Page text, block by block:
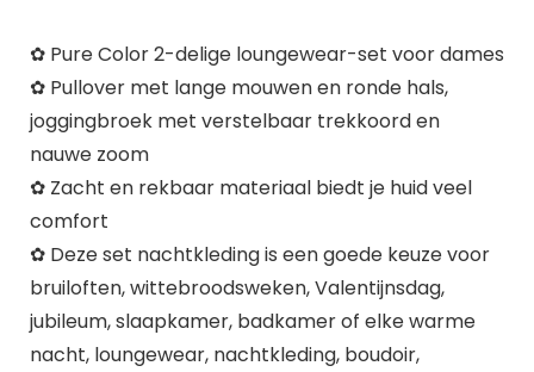
✿ Pure Color 2-delige loungewear-set voor dames
✿ Pullover met lange mouwen en ronde hals,
joggingbroek met verstelbaar trekkoord en
nauwe zoom
✿ Zacht en rekbaar materiaal biedt je huid veel
comfort
✿ Deze set nachtkleding is een goede keuze voor
bruiloften, wittebroodsweken, Valentijnsdag,
jubileum, slaapkamer, badkamer of elke warme
nacht, loungewear, nachtkleding, boudoir,